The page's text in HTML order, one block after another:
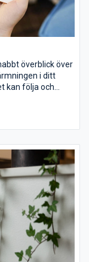
överblick över
i ditt
kan följa och
systemet